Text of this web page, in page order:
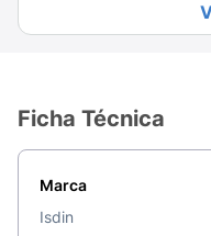
Mais que um
Modo de usar:
um uso prolongado
resultados.
Ficha Técnica
Marca
Isdin